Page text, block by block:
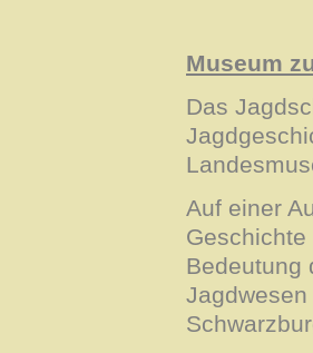
Museum
Das
Auf einer
Bedeutung